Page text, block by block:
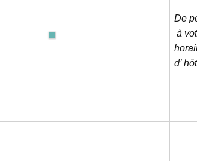
De
à
d’